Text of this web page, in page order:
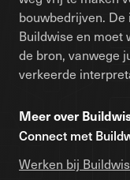
bouwbedrijven. De
Buildwise en moet
de bron, vanwege
verkeerde
Meer over
Connect met
Werken bij